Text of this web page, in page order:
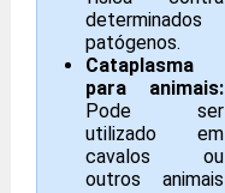
determinados
patógenos.
Cataplasma
para animais:
Pode ser
utilizado em
cavalos ou
outros animais